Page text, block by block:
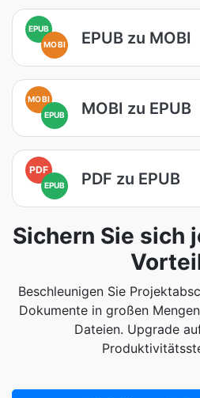
EPUB
MOBI
EPUB zu MOBI
MOBI
EPUB
MOBI zu EPUB
PDF
EPUB PDF zu EPUB
Sichern Sie sich
Beschleunigen Sie
Dokumente in großen
Dateien. Upgrade